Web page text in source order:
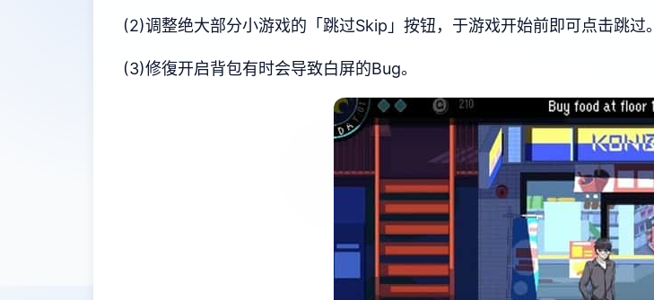
(2)调整绝大部分小游戏的「跳过Skip」按钮，于游戏开始前即可点击跳过。
(3)修復开启背包有时会导致白屏的Bug。